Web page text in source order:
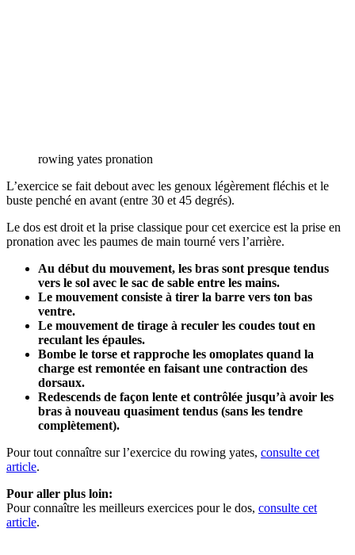
rowing yates pronation
L’exercice se fait debout avec les genoux légèrement fléchis et le
buste penché en avant (entre 30 et 45 degrés).
Le dos est droit et la prise classique pour cet exercice est la prise en
pronation avec les paumes de main tourné vers l’arrière.
Au début du mouvement, les bras sont presque tendus
vers le sol avec le sac de sable entre les mains.
Le mouvement consiste à tirer la barre vers ton bas
ventre.
Le mouvement de tirage à reculer les coudes tout en
reculant les épaules.
Bombe le torse et rapproche les omoplates quand la
charge est remontée en faisant une contraction des
dorsaux.
Redescends de façon lente et contrôlée jusqu’à avoir les
bras à nouveau quasiment tendus (sans les tendre
complètement).
Pour tout connaître sur l’exercice du rowing yates, consulte cet
article.
Pour aller plus loin:
Pour connaître les meilleurs exercices pour le dos, consulte cet
article.